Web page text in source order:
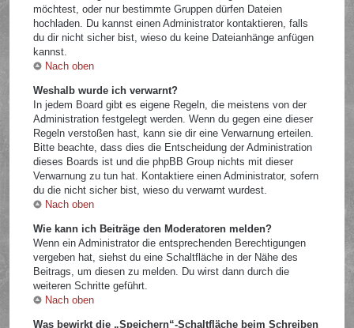
möchtest, oder nur bestimmte Gruppen dürfen Dateien
hochladen. Du kannst einen Administrator kontaktieren, falls
du dir nicht sicher bist, wieso du keine Dateianhänge anfügen
kannst.
Nach oben
Weshalb wurde ich verwarnt?
In jedem Board gibt es eigene Regeln, die meistens von der
Administration festgelegt werden. Wenn du gegen eine dieser
Regeln verstoßen hast, kann sie dir eine Verwarnung erteilen.
Bitte beachte, dass dies die Entscheidung der Administration
dieses Boards ist und die phpBB Group nichts mit dieser
Verwarnung zu tun hat. Kontaktiere einen Administrator, sofern
du die nicht sicher bist, wieso du verwarnt wurdest.
Nach oben
Wie kann ich Beiträge den Moderatoren melden?
Wenn ein Administrator die entsprechenden Berechtigungen
vergeben hat, siehst du eine Schaltfläche in der Nähe des
Beitrags, um diesen zu melden. Du wirst dann durch die
weiteren Schritte geführt.
Nach oben
Was bewirkt die „Speichern“-Schaltfläche beim Schreiben